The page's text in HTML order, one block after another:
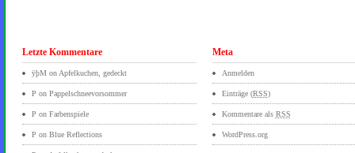
Letzte Kommentare
ÿþMon Apfelkuchen, gedeckt
P on Pappelschneevorsommer
P on Farbenspiele
P on Blue Reflections
Meta
Anmelden
Einträge (RSS)
Kommentare als RSS
WordPress.org